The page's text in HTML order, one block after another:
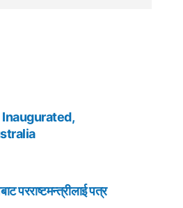
परराष्टमन्त्रीलाई पत्र